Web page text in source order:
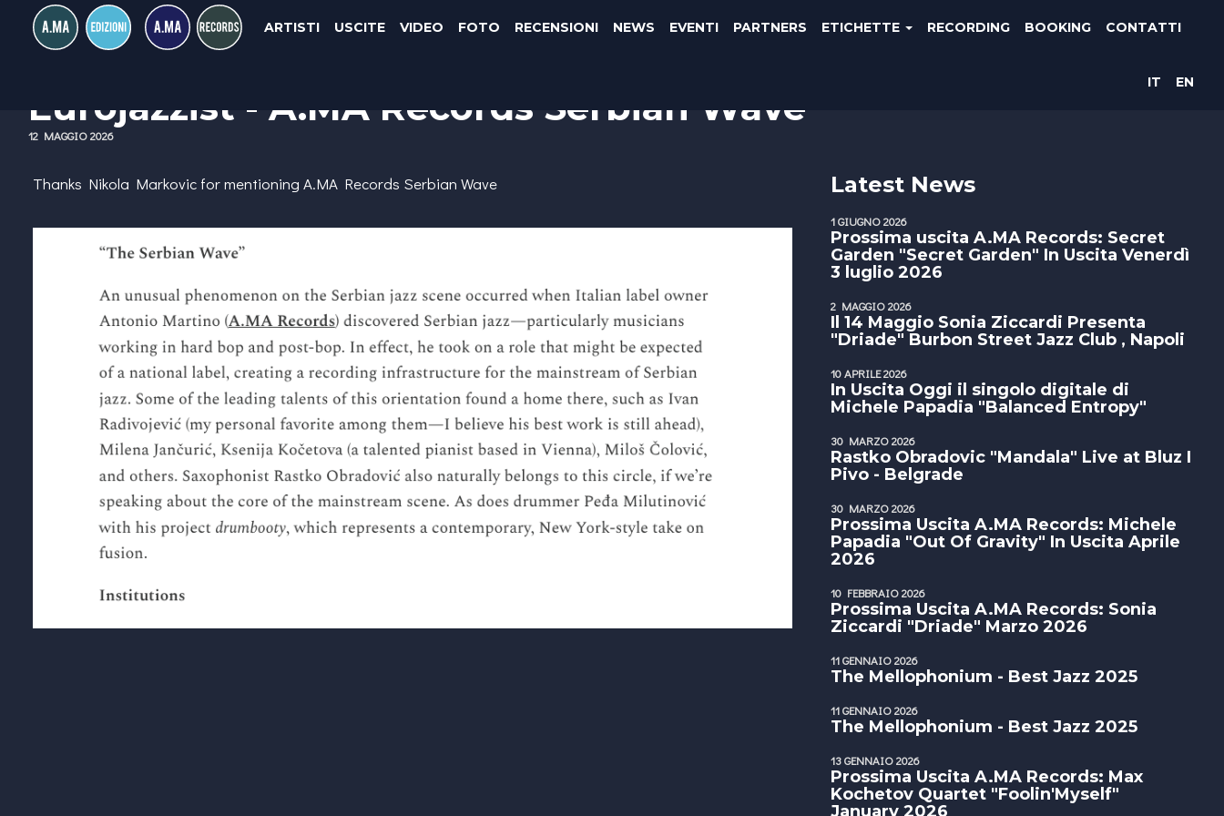
ARTISTI USCITE VIDEO FOTO RECENSIONI NEWS EVENTI PARTNERS ETICHETTE RECORDING BOOKING CONTATTI
IT EN
Eurojazzist - A.MA Records Serbian Wave
12 MAGGIO 2026
Thanks Nikola Markovic for mentioning A.MA Records Serbian Wave Latest News
1 GIUGNO 2026
Prossima uscita A.MA Records: Secret
Garden "Secret Garden" In Uscita Venerdì
3 luglio 2026
2 MAGGIO 2026
Il 14 Maggio Sonia Ziccardi Presenta
"Driade" Burbon Street Jazz Club , Napoli
10 APRILE 2026
In Uscita Oggi il singolo digitale di
Michele Papadia "Balanced Entropy"
30 MARZO 2026
Rastko Obradovic "Mandala" Live at Bluz I
Pivo - Belgrade
30 MARZO 2026
Prossima Uscita A.MA Records: Michele
Papadia "Out Of Gravity" In Uscita Aprile
2026
10 FEBBRAIO 2026
Prossima Uscita A.MA Records: Sonia
Ziccardi "Driade" Marzo 2026
11 GENNAIO 2026
The Mellophonium - Best Jazz 2025
11 GENNAIO 2026
The Mellophonium - Best Jazz 2025
13 GENNAIO 2026
Prossima Uscita A.MA Records: Max
Kochetov Quartet "Foolin'Myself"
January 2026